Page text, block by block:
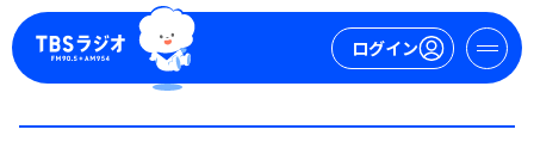
ログイン